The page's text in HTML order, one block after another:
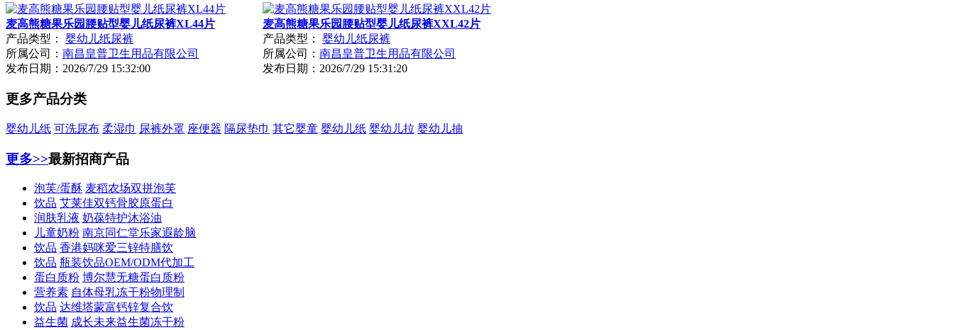
麦高熊糖果乐园腰贴型婴儿纸尿裤XL44片
产品类型：
婴幼儿纸尿裤
所属公司： 南昌皇普卫生用品有限公司
发布日期： 2026/7/29 15:32:00
麦高熊糖果乐园腰贴型婴儿纸尿裤XXL42片
产品类型：
婴幼儿纸尿裤
所属公司： 南昌皇普卫生用品有限公司
发布日期： 2026/7/29 15:31:20
更多产品分类
婴幼儿纸 可洗尿布 柔湿巾 尿裤外罩 座便器 隔尿垫巾 其它婴童 婴幼儿纸 婴幼儿拉 婴幼儿抽
更多>>最新招商产品
泡芙/蛋酥 麦稻农场双拼泡芙
饮品 艾莱佳双钙骨胶原蛋白
润肤乳液 奶葆特护沐浴油
儿童奶粉 南京同仁堂乐家遐龄脑
饮品 香港妈咪爱三锌特膳饮
饮品 瓶装饮品OEM/ODM代加工
蛋白质粉 博尔慧无糖蛋白质粉
营养素 自体母乳冻干粉物理制
饮品 达维塔蒙富钙锌复合饮
益生菌 成长未来益生菌冻干粉